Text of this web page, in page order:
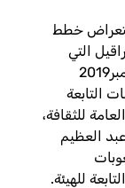
خطط
التي
تواجههم، عقد صباح اليوم الاثنين 23 سبتمبر2019
التابعة
للثقافة،
العظيم
للهيئة.